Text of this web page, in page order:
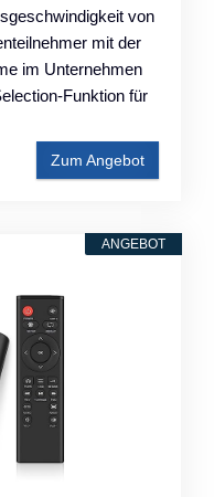
von
mit der
im Unternehmen
Funktion für
Zum Angebot
ANGEBOT